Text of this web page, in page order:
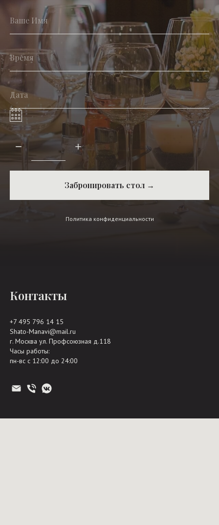
Забронировать стол →
Политика конфиденциальности
Контакты
+7 495 796 14 15
Shato-Manavi@mail.ru
г. Москва ул. Профсоюзная д.118
Часы работы:
пн-вс с 12:00 до 24:00